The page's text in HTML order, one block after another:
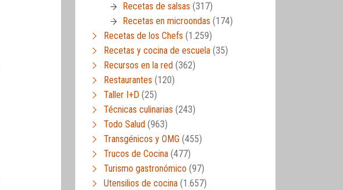
Recetas de salsas (317)
Recetas en microondas (174)
Recetas de los Chefs (1.259)
Recetas y cocina de escuela (35)
Recursos en la red (362)
Restaurantes (120)
Taller I+D (25)
Técnicas culinarias (243)
Todo Salud (963)
Transgénicos y OMG (455)
Trucos de Cocina (477)
Turismo gastronómico (97)
Utensilios de cocina (1.657)